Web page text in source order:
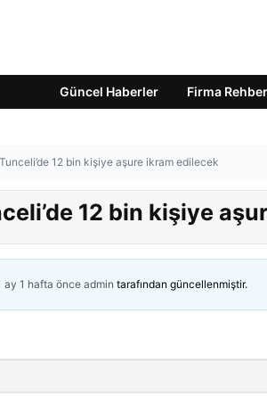
Güncel Haberler Firma
12 bin kişiye aşure ikram edilecek
12 bin kişiye
ay 1 hafta önceadmin tarafından güncellenmiştir.